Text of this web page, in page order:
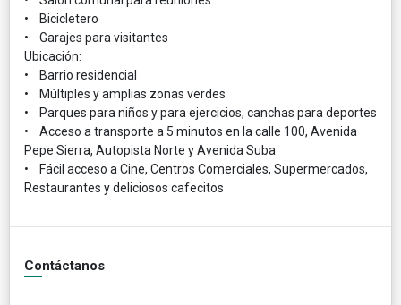
• Bicicletero
• Garajes para visitantes
Ubicación:
• Barrio residencial
• Múltiples y amplias zonas verdes
• Parques para niños y para ejercicios, canchas para deportes
• Acceso a transporte a 5 minutos en la calle 100, Avenida
Pepe Sierra, Autopista Norte y Avenida Suba
• Fácil acceso a Cine, Centros Comerciales, Supermercados,
Restaurantes y deliciosos cafecitos
Contáctanos